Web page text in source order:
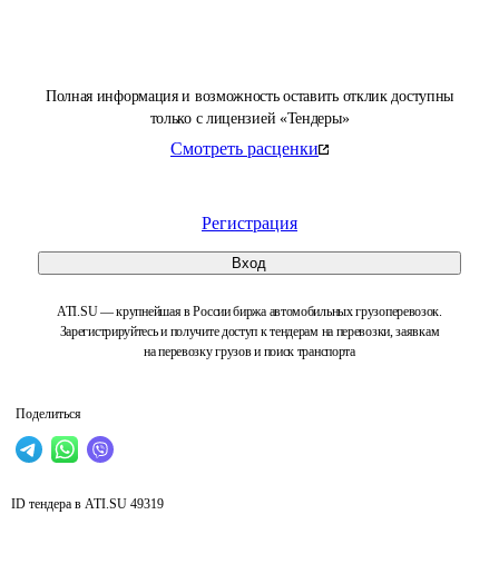
Полная информация и возможность оставить отклик доступны
только с лицензией «Тендеры»
Смотреть расценки
Регистрация
Вход
ATI.SU — крупнейшая в России биржа автомобильных грузоперевозок.
Зарегистрируйтесь и получите доступ к тендерам на перевозки, заявкам
на перевозку грузов и поиск транспорта
Поделиться
ID тендера в ATI.SU 49319